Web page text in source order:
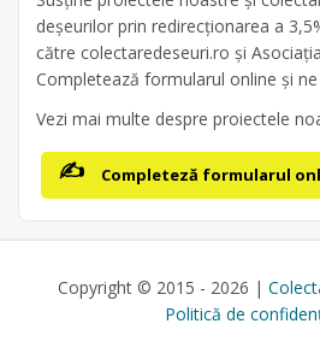
deșeurilor prin redirecționarea a
către colectaredeseuri.ro și
Completează formularul online și
Vezi mai multe despre proiectele
Completeză formularul
Copyright © 2015 - 2026 |
Politică de